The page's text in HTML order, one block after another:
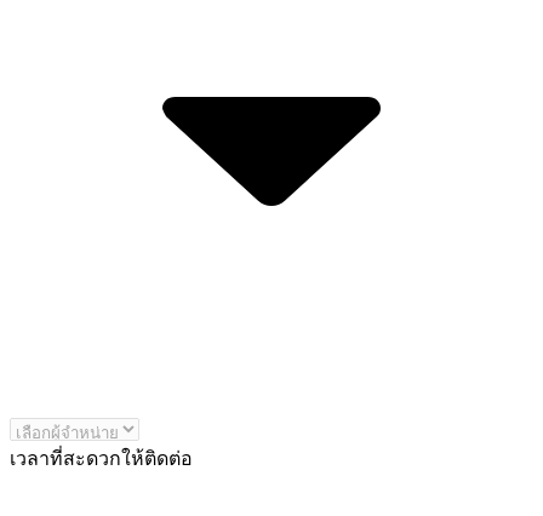
เวลาที่สะดวกให้ติดต่อ